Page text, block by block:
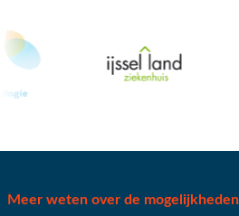
Meer weten over de